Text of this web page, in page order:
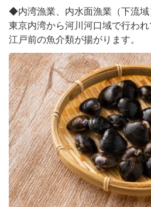
◆内湾漁業、内水面漁業（下流域
東京内湾から河川河口域で行わ
江戸前の魚介類が揚がります。